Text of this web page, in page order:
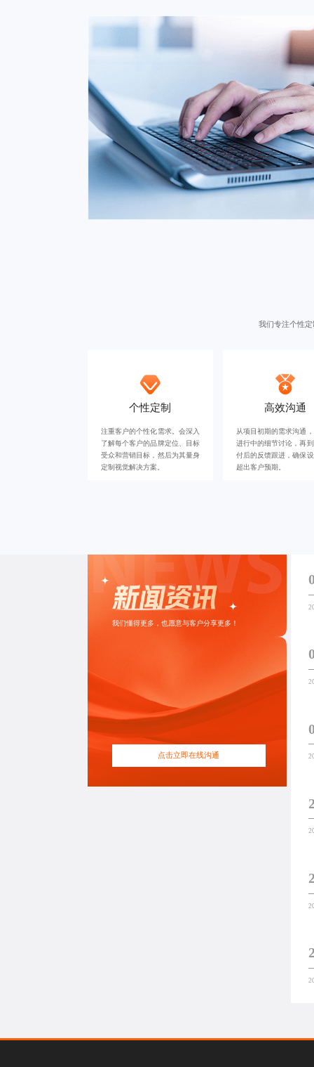
我们专注个性
个性定制
注重客户的个性化需求。会深入
了解每个客户的品牌定位、目标
受众和营销目标，然后为其量身
定制视觉解决方案。
高效沟通
从项目初期的需求沟通
进行中的细节讨论，再
付后的反馈跟进，确保
超出客户预期。
我们懂得更多，也愿意与客户分享更多！
点击立即在线沟通